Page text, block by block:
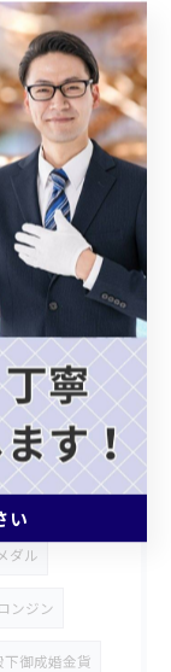
位金貨
貨
ルバッグ
ッグ
Chopard
ラダバッグ
ダル
ロンジン
下御成婚金貨
い